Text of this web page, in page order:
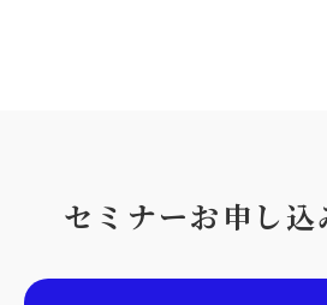
セミナーお申し込